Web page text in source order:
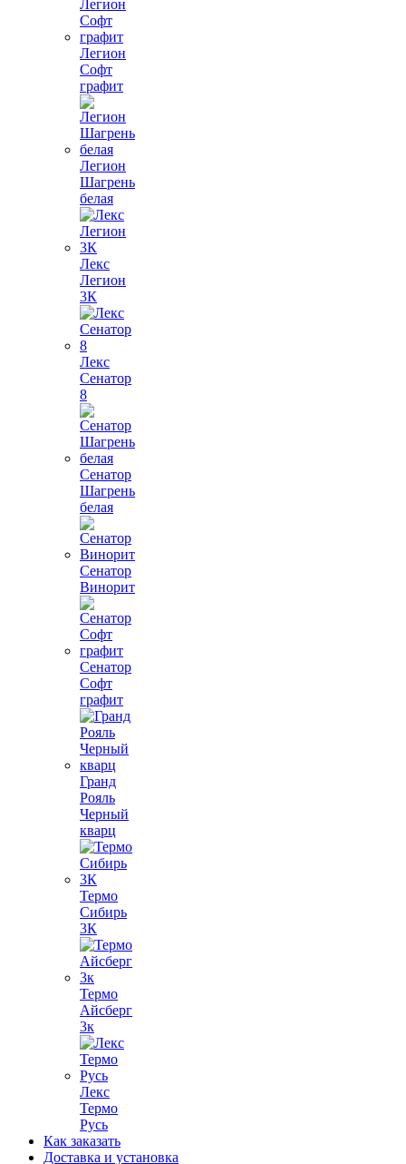
Легион
Софт
графит
Легион
Шагрень
белая
Лекс
Легион
3К
Лекс
Сенатор
8
Сенатор
Шагрень
белая
Сенатор
Винорит
Сенатор
Софт
графит
Гранд
Рояль
Черный
кварц
Термо
Сибирь
3К
Термо
Айсберг
3к
Лекс
Термо
Русь
Как заказать
Доставка и установка